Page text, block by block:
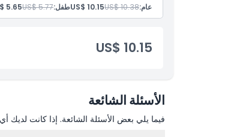
عام:US$ 10.38
US$ 10.15طفل:US$ 5.77
5.65
US$ 10.15
الأسئلة الشائعة
فيما يلي بعض الأسئلة الشائعة. إذا كانت لديك